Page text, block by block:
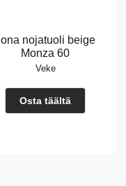
Ilona nojatuoli beige
Monza 60
Veke
Osta täältä